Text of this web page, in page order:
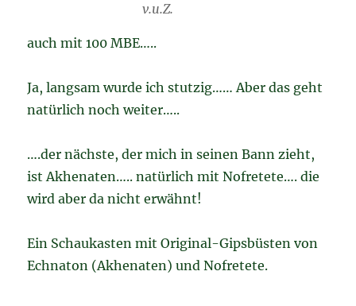
v.u.Z.
auch mit 100 MBE…..
Ja, langsam wurde ich stutzig…… Aber das geht
natürlich noch weiter…..
….der nächste, der mich in seinen Bann zieht,
ist Akhenaten….. natürlich mit Nofretete…. die
wird aber da nicht erwähnt!
Ein Schaukasten mit Original-Gipsbüsten von
Echnaton (Akhenaten) und Nofretete.